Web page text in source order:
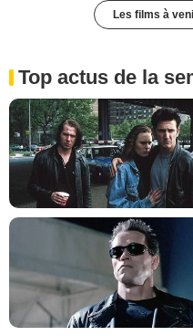
Les films à
Top actus de la